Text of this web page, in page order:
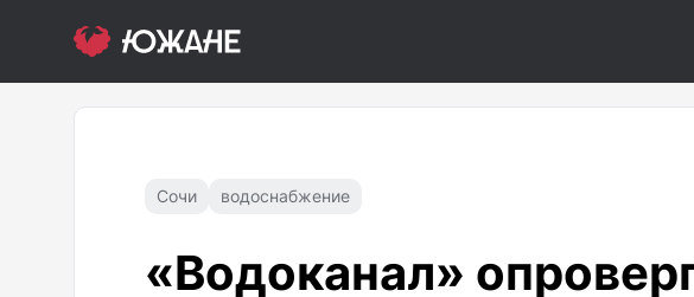
Сочи водоснабжение
«Водоканал»